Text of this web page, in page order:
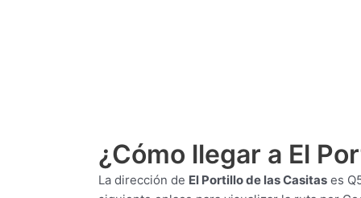
¿Cómo llegar a El
La dirección de El Portillo de las Casitas es